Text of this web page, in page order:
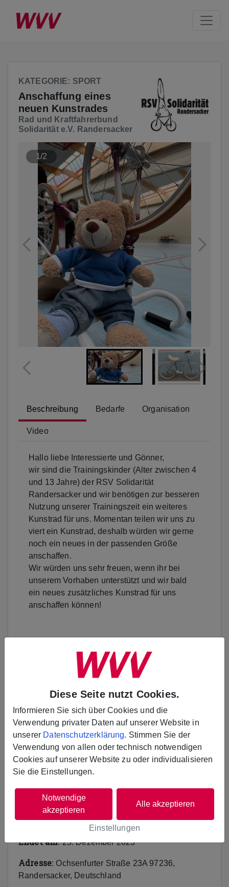
Diese Seite nutzt Cookies.
Informieren Sie sich über Cookies und die
Verwendung privater Daten auf unserer Website in
unserer Datenschutzerklärung. Stimmen Sie der
Verwendung von allen oder technisch notwendigen
Cookies auf unserer Website zu oder individualisieren
Sie die Einstellungen.
Notwendige
akzeptieren
Alle akzeptieren
Einstellungen
KATEGORIE: SPORT
Anschaffung eines
neuen Kunstrades
Rad und Kraftfahrerbund
Solidarität e.V. Randersacker
1/2
Beschreibung Bedarfe Organisation
Video
Hallo liebe Interessierte und Gönner,
wir sind die Trainingskinder (Alter zwischen 4
und 13 Jahre) der RSV Solidarität
Randersacker und wir benötigen zur besseren
Nutzung unserer Trainingszeit ein weiteres
Kunstrad für uns. Momentan teilen wir uns zu
viert ein Kunstrad, deshalb würden wir gerne
noch ein neues in der passenden Größe
anschaffen.
Wir würden uns sehr freuen, wenn ihr bei
unserem Vorhaben unterstützt und wir bald
ein neues zusätzliches Kunstrad für uns
anschaffen können!
Erzählen Sie es Ihren Freunden
Das Projekt ist bereits beendet.
Infos
Kategorie: Sport
Endet am: 25. Dezember 2023
Adresse: Ochsenfurter Straße 23A 97236,
Randersacker, Deutschland